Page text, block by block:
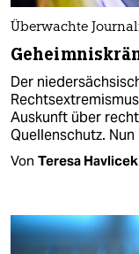
Überwachte
Der
Auskunft über
Quellenschutz.
Von Teresa Havlicek